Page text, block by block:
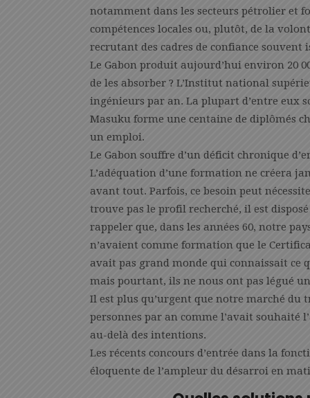
notamment dans les secteurs pétrolier et
compétences locales ou, plutôt, de la
recrutant des cadres de confiance souvent
Le Gabon produit aujourd’hui environ 20
de les absorber ? L’Institut national
ingénieurs par an. La plupart d’entre eux
Masuku forme une centaine de diplômés
un emploi.
Le Gabon souffre d’un déficit chronique
L’adéquation d’une formation ne créera
avant tout. Parfois, ce besoin peut
trouve pas le profil recherché, il est
rappeler que, dans les années 60, notre
n’avaient comme formation que le
avait pas grand monde qui connaissait
mais pourtant, ils ne nous ont pas légué
Il est plus qu’urgent que notre marché du
personnes par an comme l’avait souhaité
au-delà des intentions.
Les récents concours d’entrée dans la
éloquente de l’ampleur du désarroi en